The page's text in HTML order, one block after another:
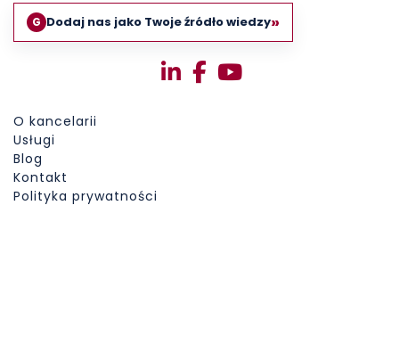
G Dodaj nas jako Twoje źródło wiedzy»
O kancelarii
Usługi
Blog
Kontakt
Polityka prywatności